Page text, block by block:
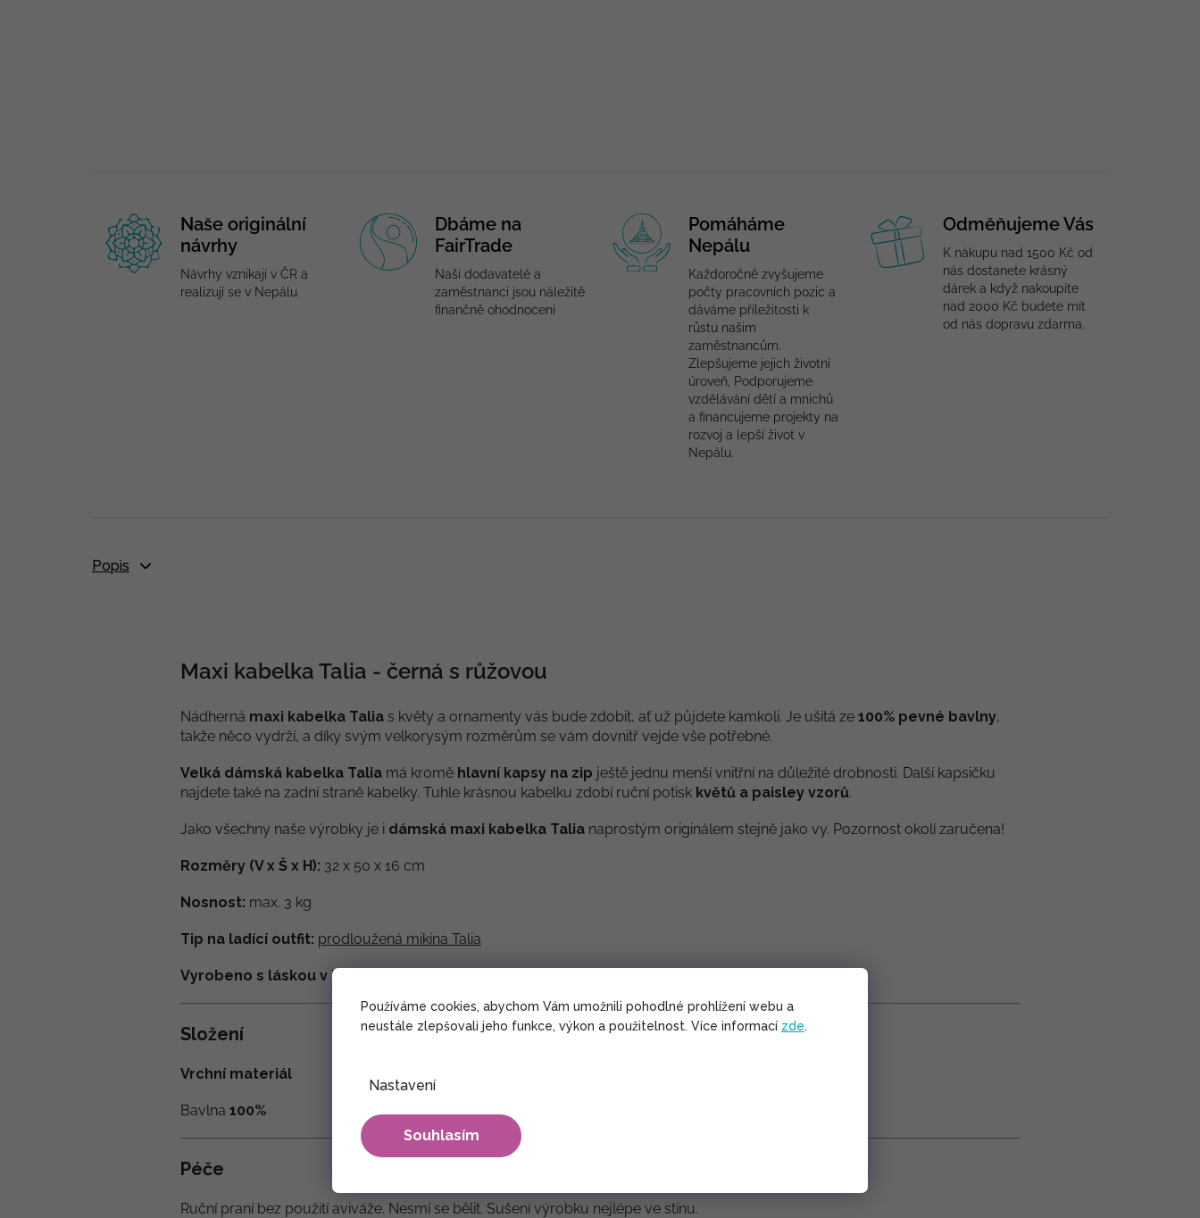
Používáme cookies, abychom Vám umožnili pohodlné prohlížení webu a
neustále zlepšovali jeho funkce, výkon a použitelnost. Více informací zde.
Nastavení
Souhlasím
Naše originální
návrhy
Návrhy vznikají v ČR a
realizují se v Nepálu
Dbáme na
FairTrade
Naši dodavatelé a
zaměstnanci jsou náležitě
finančně ohodnoceni
Pomáháme
Nepálu
Každoročně zvyšujeme
počty pracovních pozic a
dáváme příležitosti k
růstu našim
zaměstnancům.
Zlepšujeme jejich životní
úroveň, Podporujeme
vzdělávání dětí a mnichů
a financujeme projekty na
rozvoj a lepší život v
Nepálu.
Odměňujeme Vás
K nákupu nad 1500 Kč od
nás dostanete krásný
dárek a když nakoupíte
nad 2000 Kč budete mít
od nás dopravu zdarma.
Popis
Maxi kabelka Talia - černá s růžovou
Nádherná maxi kabelka Talia s květy a ornamenty vás bude zdobit, ať už půjdete kamkoli. Je ušitá ze 100% pevné bavlny,
takže něco vydrží, a díky svým velkorysým rozměrům se vám dovnitř vejde vše potřebné.
Velká dámská kabelka Talia má kromě hlavní kapsy na zip ještě jednu menší vnitřní na důležité drobnosti. Další kapsičku
najdete také na zadní straně kabelky. Tuhle krásnou kabelku zdobí ruční potisk květů a paisley vzorů.
Jako všechny naše výrobky je i dámská maxi kabelka Talia naprostým originálem stejně jako vy. Pozornost okolí zaručena!
Rozměry (V x Š x H): 32 x 50 x 16 cm
Nosnost: max. 3 kg
Tip na ladící outfit: prodloužená mikina Talia
Vyrobeno s láskou v Nepálu.
Složení
Vrchní materiál
Bavlna 100%
Péče
Ruční praní bez použití aviváže. Nesmí se bělit. Sušení výrobku nejlépe ve stínu.